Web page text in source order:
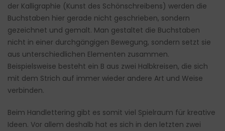
der Kalligraphie (Kunst des Schönschreibens) werden die
Buchstaben hier gerade nicht geschrieben, sondern
gezeichnet und gemalt. Man gestaltet die Buchstaben
nicht in einer durchgängigen Bewegung, sondern setzt sie
aus unterschiedlichen Elementen zusammen.
Beispielsweise besteht ein B aus zwei Halbkreisen, die sich
mit dem Strich auf immer wieder andere Art und Weise
verbinden.
Beim Handlettering gibt es somit viel Spielraum für kreative
Ideen. Vor allem deshalb hat es sich in den letzten zwei